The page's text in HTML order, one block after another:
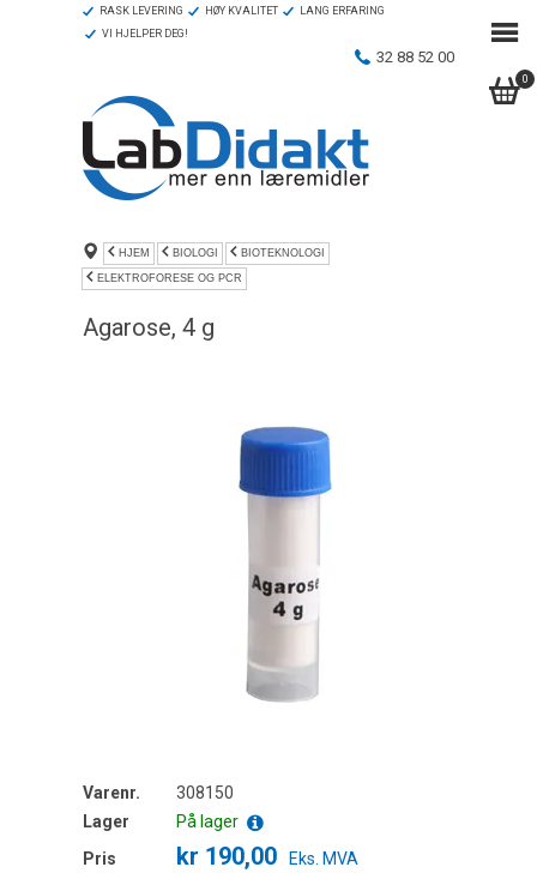
0
RASK LEVERING HØY KVALITET
LANG ERFARING
VI HJELPER DEG!
32 88 52 00
HJEM BIOLOGI BIOTEKNOLOGI
ELEKTROFORESE OG PCR
Agarose, 4 g
Varenr.
308150
Lager
På lager
Pris
kr 190,00 Eks. MVA